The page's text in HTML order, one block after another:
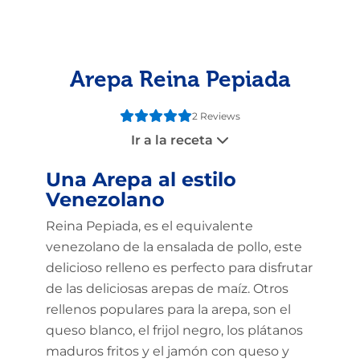
Arepa Reina Pepiada
2 Reviews
Ir a la receta
Una Arepa al estilo
Venezolano
Reina Pepiada, es el equivalente
venezolano de la ensalada de pollo, este
delicioso relleno es perfecto para disfrutar
de las deliciosas arepas de maíz. Otros
rellenos populares para la arepa, son el
queso blanco, el frijol negro, los plátanos
maduros fritos y el jamón con queso y